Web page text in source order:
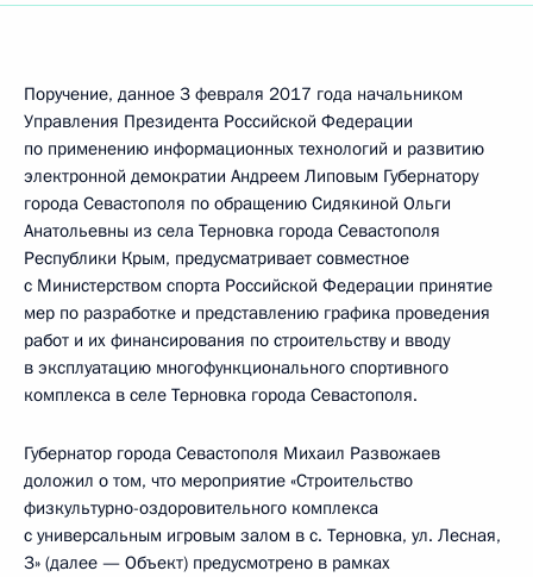
Поручение, данное 3 февраля 2017 года начальником
Управления Президента Российской Федерации
по применению информационных технологий и развитию
электронной демократии Андреем Липовым Губернатору
города Севастополя по обращению Сидякиной Ольги
Анатольевны из села Терновка города Севастополя
Республики Крым, предусматривает совместное
с Министерством спорта Российской Федерации принятие
мер по разработке и представлению графика проведения
работ и их финансирования по строительству и вводу
в эксплуатацию многофункционального спортивного
комплекса в селе Терновка города Севастополя.
Губернатор города Севастополя Михаил Развожаев
доложил о том, что мероприятие «Строительство
физкультурно-оздоровительного комплекса
с универсальным игровым залом в с. Терновка, ул. Лесная,
3» (далее — Объект) предусмотрено в рамках